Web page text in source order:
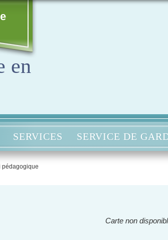
en
SERVICES SERVICE DE
pédagogique
Carte non